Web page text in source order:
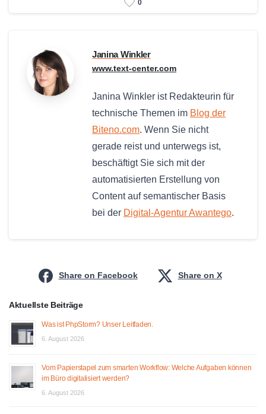
0
Janina Winkler
www.text-center.com
Janina Winkler ist Redakteurin für
technische Themen im Blog der
Biteno.com. Wenn Sie nicht
gerade reist und unterwegs ist,
beschäftigt Sie sich mit der
automatisierten Erstellung von
Content auf semantischer Basis
bei der Digital-Agentur Awantego.
Share on Facebook Share on X
Aktuellste Beiträge
Was ist PhpStorm? Unser Leitfaden.
6. August 2026
Vom Papierstapel zum smarten Workflow: Welche Aufgaben können
im Büro digitalisiert werden?
6. August 2026